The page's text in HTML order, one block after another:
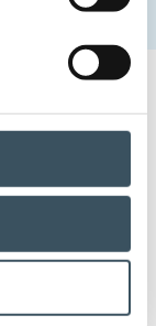
,koronapandemia,